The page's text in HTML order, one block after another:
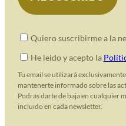
Quiero suscribirme a la
He leido y acepto la
Tu email se utilizará
mantenerte informado sobre las
Podrás darte de baja en cualquier
incluido en cada newsletter.